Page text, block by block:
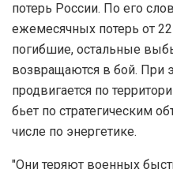
потерь России. По его
ежемесячных потерь от
погибшие, остальные
возвращаются в бой. При
продвигается по
бьет по стратегическим
числе по энергетике.
"Они теряют военных